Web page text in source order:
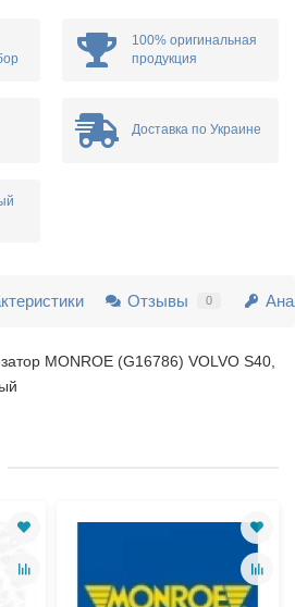
100% оригинальная
продукция
Доставка по Украине
Отзывы 0
MONROE (G16786) VOLVO S40,